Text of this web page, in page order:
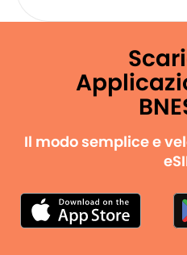
Il modo semplice e